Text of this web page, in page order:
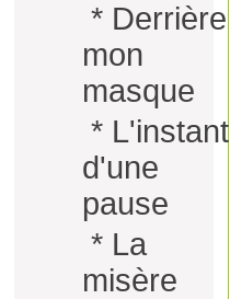
* Derrière
mon
masque
* L'instant
d'une
pause
* La
misère